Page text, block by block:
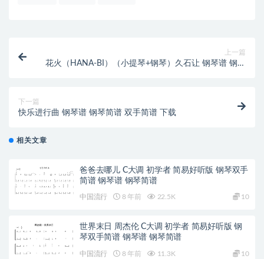
上一篇
花火（HANA-BI）（小提琴+钢琴）久石让 钢琴谱 钢琴
下一篇
快乐进行曲 钢琴谱 钢琴简谱 双手简谱 下载
相关文章
爸爸去哪儿 C大调 初学者 简易好听版 钢琴双手
简谱 钢琴谱 钢琴简谱
中国流行 8 年前 22.5K 10
世界末日 周杰伦 C大调 初学者 简易好听版 钢
琴双手简谱 钢琴谱 钢琴简谱
中国流行 8 年前 11.3K 10